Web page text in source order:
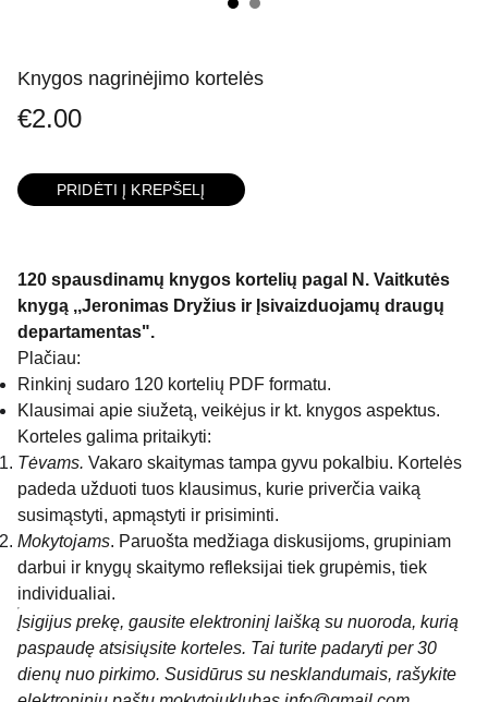
Knygos nagrinėjimo kortelės
€2.00
PRIDĖTI Į KREPŠELĮ
120 spausdinamų knygos kortelių pagal N. Vaitkutės
knygą ,,Jeronimas Dryžius ir Įsivaizduojamų draugų
departamentas".
Plačiau:
Rinkinį sudaro 120 kortelių PDF formatu.
Klausimai apie siužetą, veikėjus ir kt. knygos aspektus.
Korteles galima pritaikyti:
Tėvams. Vakaro skaitymas tampa gyvu pokalbiu. Kortelės
padeda užduoti tuos klausimus, kurie priverčia vaiką
susimąstyti, apmąstyti ir prisiminti.
Mokytojams. Paruošta medžiaga diskusijoms, grupiniam
darbui ir knygų skaitymo refleksijai tiek grupėmis, tiek
individualiai.
Įsigijus prekę, gausite elektroninį laišką su nuoroda, kurią
paspaudę atsisiųsite korteles. Tai turite padaryti per 30
dienų nuo pirkimo. Susidūrus su nesklandumais, rašykite